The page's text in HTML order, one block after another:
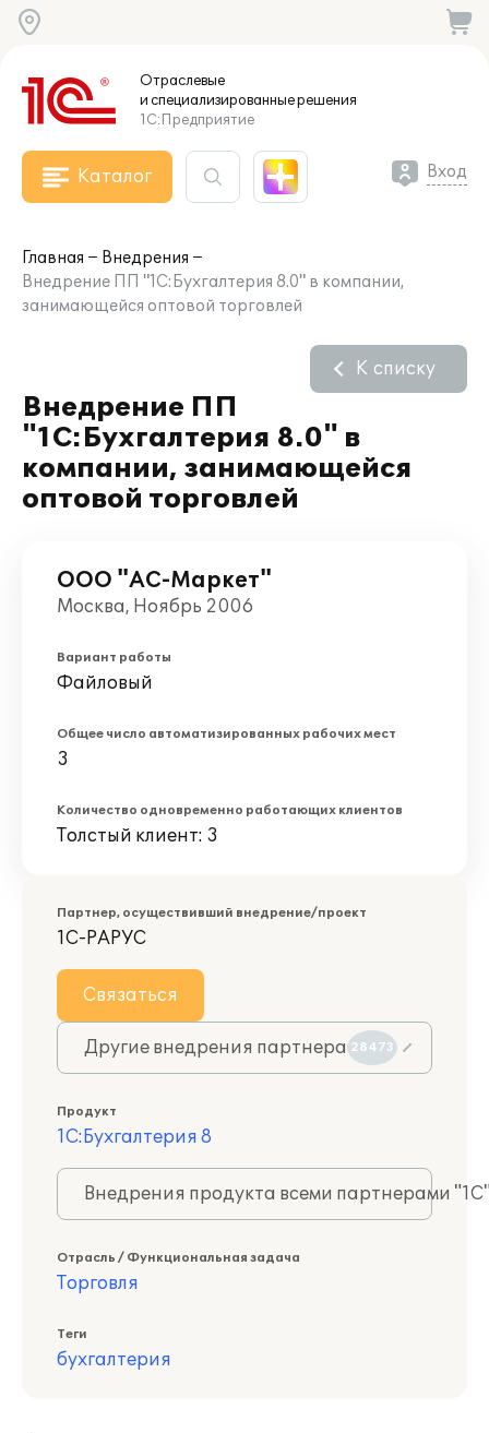
Отраслевые
и специализированныерешения
1С:Предприятие
Каталог Вход
Главная
Внедрения
Внедрение ПП "1С:Бухгалтерия 8.0" в компании,
занимающейся оптовой торговлей
Внедрение ПП
"1С:Бухгалтерия 8.0" в
компании, занимающейся
оптовой торговлей
К списку
ООО "АС-Маркет"
Москва, Ноябрь 2006
Вариант работы
Файловый
Общее число автоматизированных рабочих мест
3
Количество одновременно работающих клиентов
Толстый клиент: 3
Партнер, осуществивший внедрение/проект
1С-РАРУС
Связаться
Другие внедрения партнера 28473
Продукт
1С:Бухгалтерия 8
Внедрения продукта всеми партнерами
Отрасль / Функциональная задача
Торговля
Теги
бухгалтерия